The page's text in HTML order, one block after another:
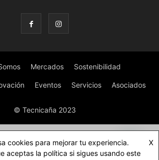
Mercados Sostenibilidad
Eventos Servicios Asociados
© Tecnicaña 2023
cookies para mejorar tu experiencia.
aceptas la política si sigues usando este
X